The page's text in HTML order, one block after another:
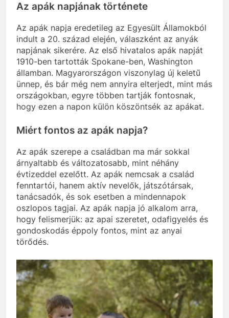
Az apák napjának története
Az apák napja eredetileg az Egyesült Államokból
indult a 20. század elején, válaszként az anyák
napjának sikerére. Az első hivatalos apák napját
1910-ben tartották Spokane-ben, Washington
államban. Magyarországon viszonylag új keletű
ünnep, és bár még nem annyira elterjedt, mint más
országokban, egyre többen tartják fontosnak,
hogy ezen a napon külön köszöntsék az apákat.
Miért fontos az apák napja?
Az apák szerepe a családban ma már sokkal
árnyaltabb és változatosabb, mint néhány
évtizeddel ezelőtt. Az apák nemcsak a család
fenntartói, hanem aktív nevelők, játszótársak,
tanácsadók, és sok esetben a mindennapok
oszlopos tagjai. Az apák napja jó alkalom arra,
hogy felismerjük: az apai szeretet, odafigyelés és
gondoskodás éppoly fontos, mint az anyai
törődés.